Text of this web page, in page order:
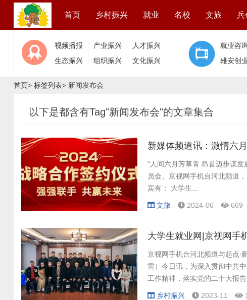
首页 乡村振兴 就业 名校 文旅 兵
视频播报 产业振兴
人才振兴
生态振兴
组织振兴 文化振兴
就业咨
雄安创
首页> 标签列表> 新闻发布会
以下是都含有Tag"新闻发布会"的文章集合
新媒体频道讯：激情六
“人间六月芳草青 昂首迈步谋
员会、京视网手机台河北频道
宾有： 大学生...
文旅 2024-06 669
大学生就业网|京视网手
京视网手机台河北频道与起点∙
雷）今日讯，为深入贯彻中共
工作精神，落实党的二十大报告
乡村振兴 2023-11